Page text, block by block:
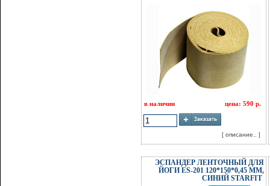
в наличии цена: 590 р.
[ описание.. ]
ЭСПАНДЕР ЛЕНТОЧНЫЙ ДЛЯ
ЙОГИ ES-201 120*150*0,45 ММ,
СИНИЙ STARFIT